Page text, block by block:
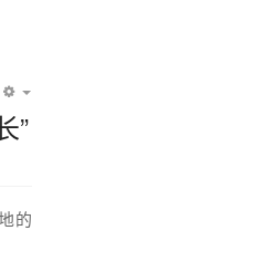
”
的